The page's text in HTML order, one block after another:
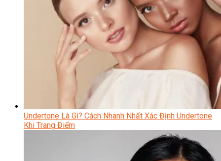
Undertone Là Gì? Cách Nhanh Nhất Xác Định Undertone
Khi Trang Điểm